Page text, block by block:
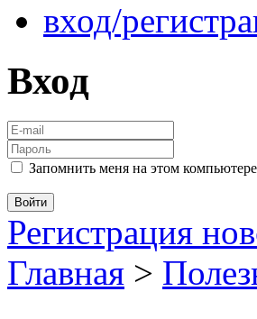
вход/
Вход
Запомнить меня на этом компьютере
Регистрация
Главная >